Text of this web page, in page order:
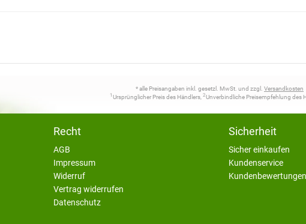
* alle Preisangaben inkl. gesetzl. MwSt. und zzgl. Versandkosten
1 Ursprünglicher Preis des Händlers, 2Unverbindliche Preisempfehlung des
Recht
AGB
Impressum
Widerruf
Vertrag widerrufen
Datenschutz
Sicherheit
Sicher einkaufen
Kundenservice
Kundenbewertungen